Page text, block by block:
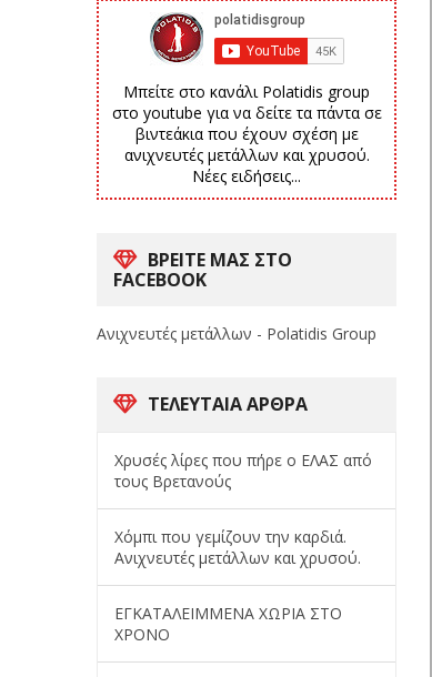
Μπείτε στο κανάλι Polatidis group
στο youtube για να δείτε τα πάντα σε
βιντεάκια που έχουν σχέση με
ανιχνευτές μετάλλων και χρυσού.
Νέες ειδήσεις...
ΒΡΕΙΤΕ ΜΑΣ ΣΤΟ
FACEBOOK
Ανιχνευτές μετάλλων - Polatidis Group
ΤΕΛΕΥΤΑΊΑ ΆΡΘΡΑ
Χρυσές λίρες που πήρε ο ΕΛΑΣ από
τους Βρετανούς
Χόμπι που γεμίζουν την καρδιά.
Ανιχνευτές μετάλλων και χρυσού.
ΕΓΚΑΤΑΛΕΙΜΜΕΝΑ ΧΩΡΙΑ ΣΤΟ
ΧΡΟΝΟ